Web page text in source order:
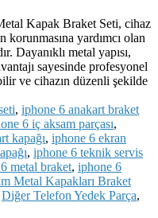
Kapak Braket Seti, cihaz
korunmasına yardımcı olan
Dayanıklı metal yapısı,
sayesinde profesyonel
ve cihazın düzenli şekilde
, iphone 6 anakart braket
6 iç aksam parçası,
kapağı, iphone 6 ekran
, iphone 6 teknik servis
metal braket, iphone 6
Metal Kapakları Braket
Diğer Telefon Yedek Parça,